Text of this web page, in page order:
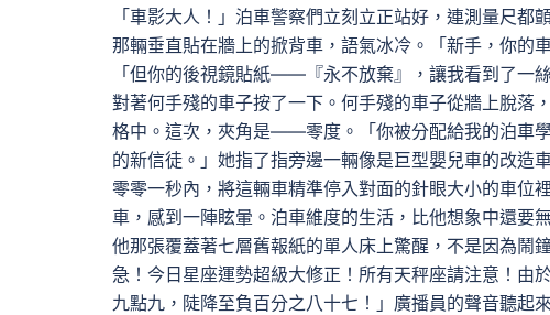
「車影大人！」泊車警察們立刻立正站好，連測量尺
那輛垂直貼在牆上的掀背車，語氣冰冷。「新手，你的
「但你的後視鏡貼紙——『永不放棄』，讓我看到了一
對著何手殘的車子按了一下。何手殘的車子從牆上脫落
格中。這次，夾角是——零度。「你被分配給我的泊車
的新信徒。」她指了指旁邊一輛像是巨型嬰兒車的改造
零零一秒內，將這輛車精準停入對面的針眼大小的車位
車，感到一陣眩暈。泊車維度的生活，比他想象中還要
他那張覆蓋著七層舊報紙的單人床上驚醒，不是因為鬧
急！今日星座運勢超級大修正！所有天秤座請注意！由
九點九，陡降至負百分之八十七！」廣播員的聲音聽起